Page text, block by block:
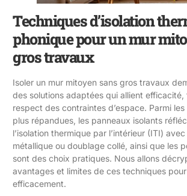
Techniques d’isolation
phonique pour un mur
gros travaux
Isoler un mur mitoyen sans gros travaux
des solutions adaptées qui allient
respect des contraintes d’espace. Parmi
plus répandues, les panneaux isolants
l’isolation thermique par l’intérieur (ITI)
métallique ou doublage collé, ainsi que les
sont des choix pratiques. Nous allons
avantages et limites de ces techniques
efficacement.